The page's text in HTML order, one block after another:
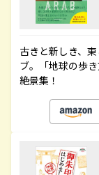
古きと新しき、
ブ。「地球の歩
絶景集！